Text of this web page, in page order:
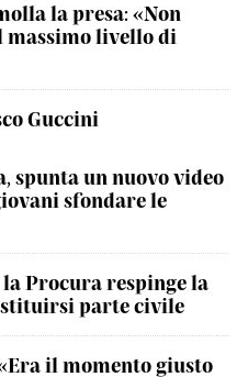
la presa: «Non
massimo livello di
Guccini
spunta un nuovo video
sfondare le
Procura respinge la
parte civile
il momento giusto